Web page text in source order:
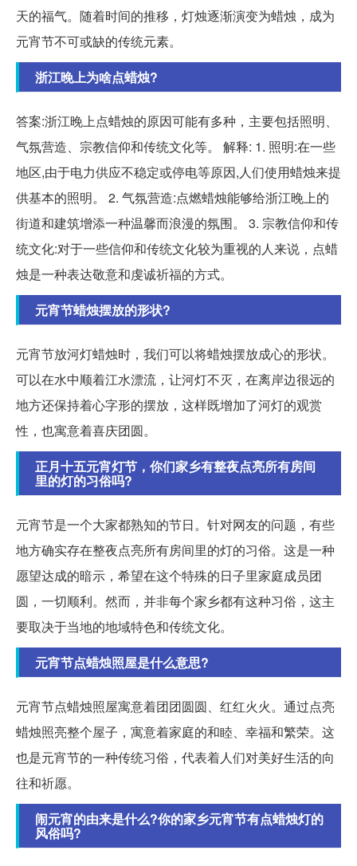
天的福气。随着时间的推移，灯烛逐渐演变为蜡烛，成为
元宵节不可或缺的传统元素。
浙江晚上为啥点蜡烛?
答案:浙江晚上点蜡烛的原因可能有多种，主要包括照明、
气氛营造、宗教信仰和传统文化等。 解释: 1. 照明:在一些
地区,由于电力供应不稳定或停电等原因,人们使用蜡烛来提
供基本的照明。 2. 气氛营造:点燃蜡烛能够给浙江晚上的
街道和建筑增添一种温馨而浪漫的氛围。 3. 宗教信仰和传
统文化:对于一些信仰和传统文化较为重视的人来说，点蜡
烛是一种表达敬意和虔诚祈福的方式。
元宵节蜡烛摆放的形状?
元宵节放河灯蜡烛时，我们可以将蜡烛摆放成心的形状。
可以在水中顺着江水漂流，让河灯不灭，在离岸边很远的
地方还保持着心字形的摆放，这样既增加了河灯的观赏
性，也寓意着喜庆团圆。
正月十五元宵灯节，你们家乡有整夜点亮所有房间
里的灯的习俗吗?
元宵节是一个大家都熟知的节日。针对网友的问题，有些
地方确实存在整夜点亮所有房间里的灯的习俗。这是一种
愿望达成的暗示，希望在这个特殊的日子里家庭成员团
圆，一切顺利。然而，并非每个家乡都有这种习俗，这主
要取决于当地的地域特色和传统文化。
元宵节点蜡烛照屋是什么意思?
元宵节点蜡烛照屋寓意着团团圆圆、红红火火。通过点亮
蜡烛照亮整个屋子，寓意着家庭的和睦、幸福和繁荣。这
也是元宵节的一种传统习俗，代表着人们对美好生活的向
往和祈愿。
闹元宵的由来是什么?你的家乡元宵节有点蜡烛灯的
风俗吗?